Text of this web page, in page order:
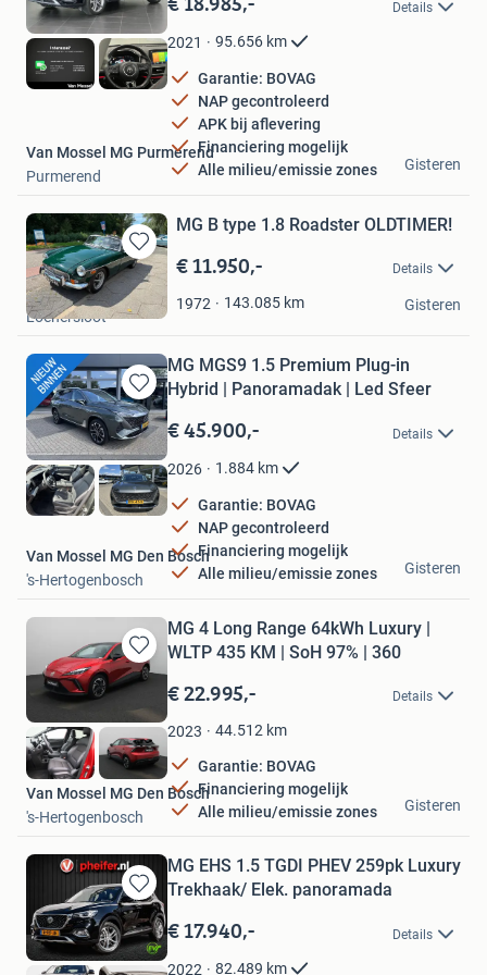
Mijn
Favorieten
Details
2021 95.656 km
Garantie: BOVAG
NAP gecontroleerd
APK bij aflevering
Financiering mogelijk
Alle milieu/emissie zones
Van Mossel MG Purmerend
Purmerend
Gisteren
Bewaren
in
Mijn
Favorieten
MG B type 1.8 Roadster OLDTIMER!
€ 11.950,- Details
1972 143.085 km
A2 Automotive
Loenersloot
Gisteren
Bewaren
in
Mijn
Favorieten
MG MGS9 1.5 Premium Plug-in
Hybrid | Panoramadak | Led Sfeer
€ 45.900,- Details
2026 1.884 km
Garantie: BOVAG
NAP gecontroleerd
Financiering mogelijk
Alle milieu/emissie zones
Van Mossel MG Den Bosch
's-Hertogenbosch
Gisteren
Bewaren
in
Favorieten
MG 4 Long Range 64kWh Luxury |
WLTP 435 KM | SoH 97% | 360
€ 22.995,- Details
2023 44.512 km
Garantie: BOVAG
Financiering mogelijk
Alle milieu/emissie zones
Van Mossel MG Den Bosch
's-Hertogenbosch
Gisteren
Bewaren
in
Mijn
Favorieten
MG EHS 1.5 TGDI PHEV 259pk Luxury
Trekhaak/ Elek. panoramada
€ 17.940,- Details
2022 82.489 km